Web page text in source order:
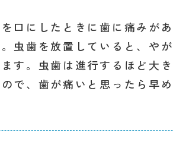
口にしたときに歯に痛みが
虫歯を放置していると、やが
す。虫歯は進行するほど大
で、歯が痛いと思ったら早